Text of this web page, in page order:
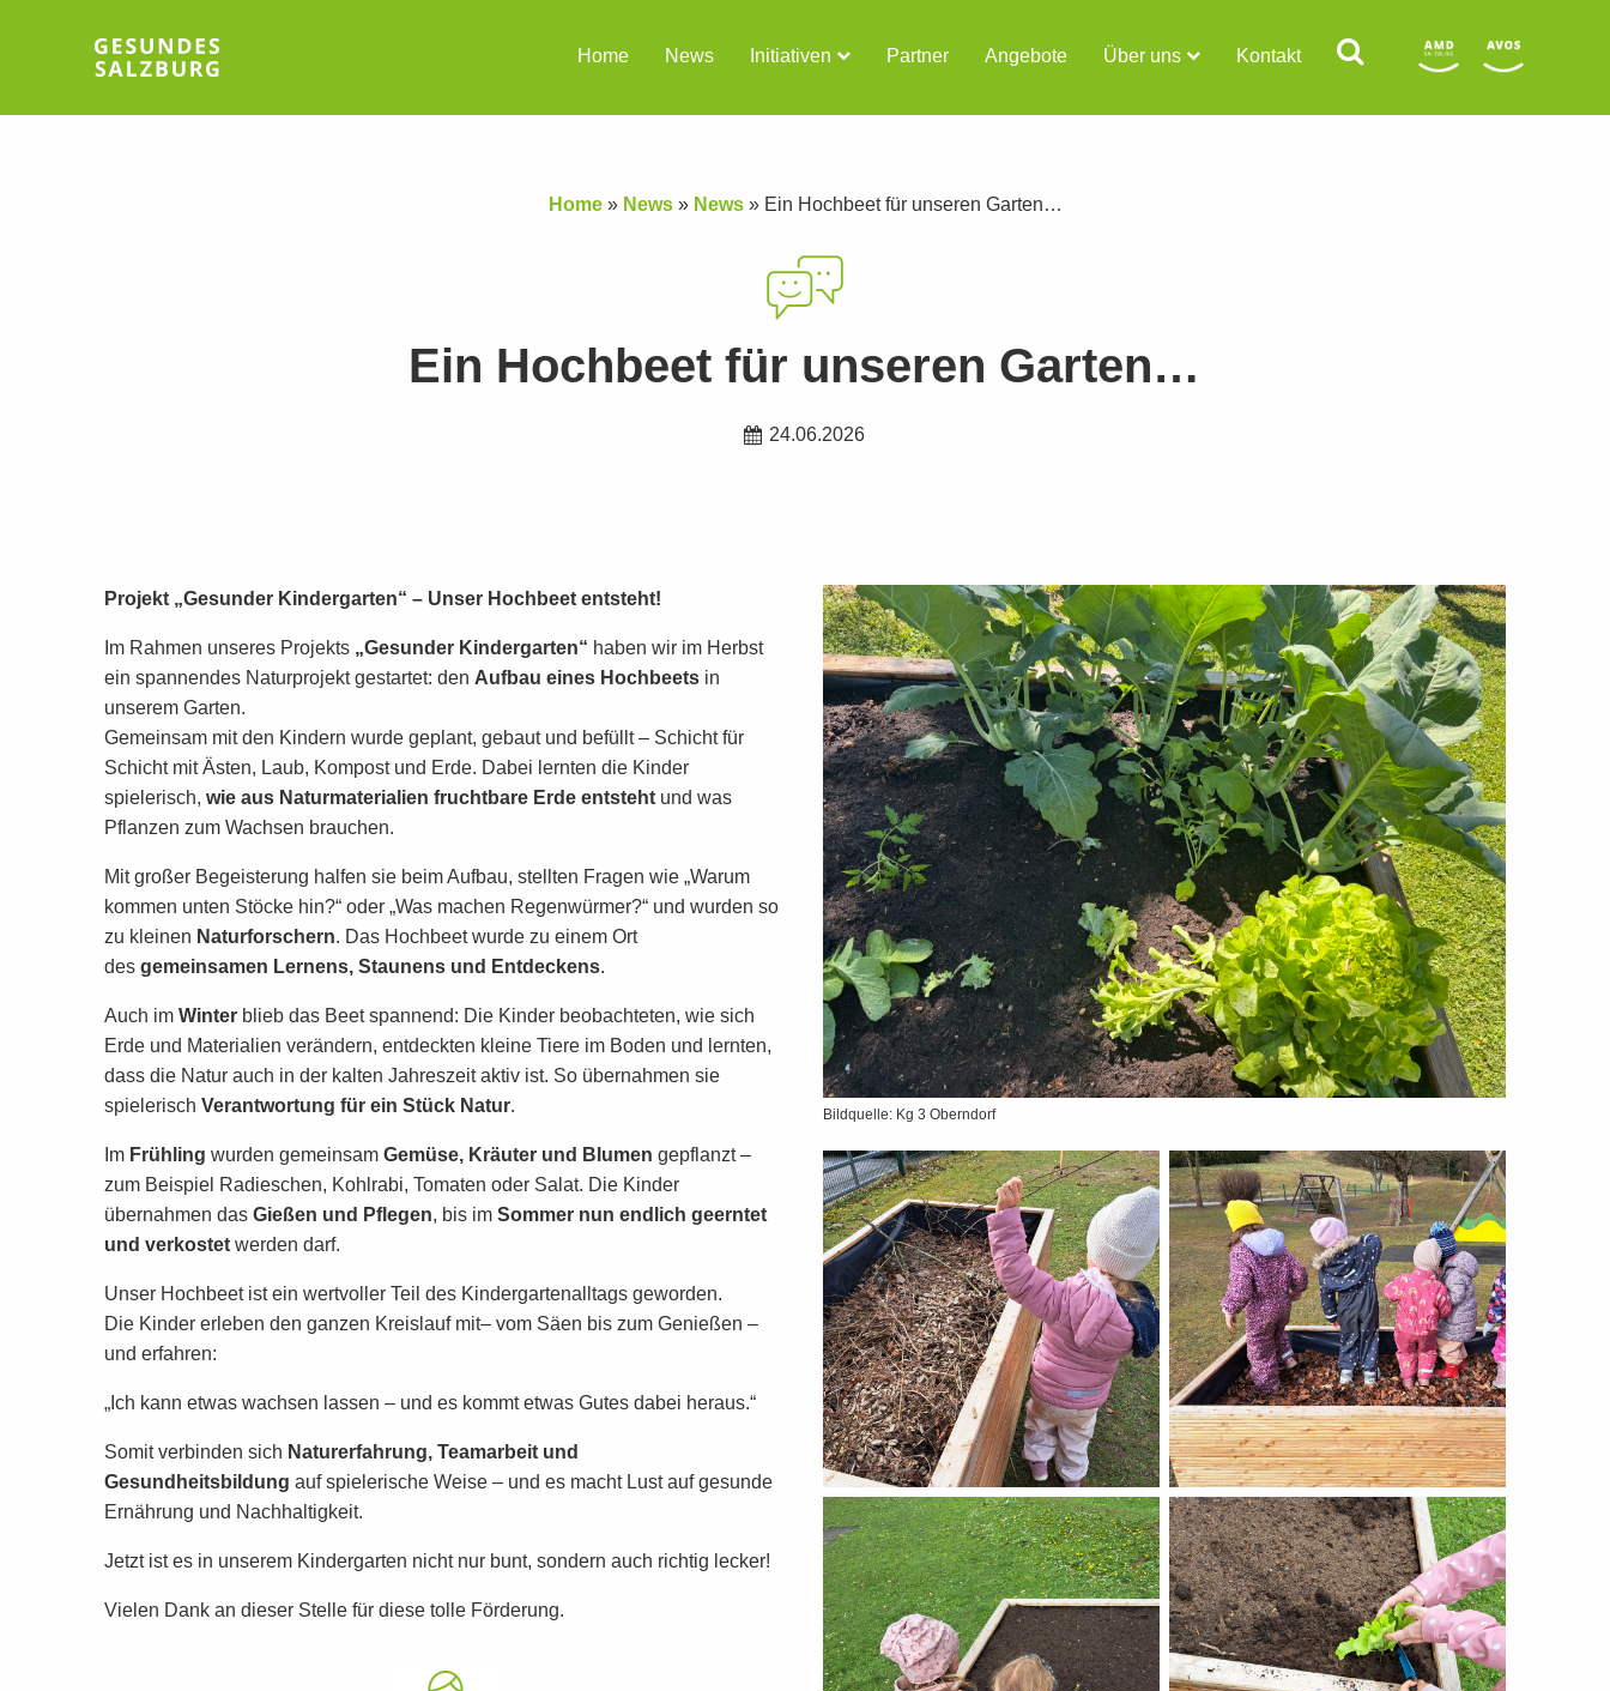
Home News Initiativen Partner Angebote Über uns Kontakt
Home» News» News» Ein Hochbeet für unseren Garten…
Ein Hochbeet für unseren Garten…
24.06.2026
Projekt „Gesunder Kindergarten“ – Unser Hochbeet entsteht!
Im Rahmen unseres Projekts „Gesunder Kindergarten“ haben wir im Herbst
ein spannendes Naturprojekt gestartet: den Aufbau eines Hochbeets in
unserem Garten.
Gemeinsam mit den Kindern wurde geplant, gebaut und befüllt – Schicht für
Schicht mit Ästen, Laub, Kompost und Erde. Dabei lernten die Kinder
spielerisch, wie aus Naturmaterialien fruchtbare Erde entsteht und was
Pflanzen zum Wachsen brauchen.
Mit großer Begeisterung halfen sie beim Aufbau, stellten Fragen wie „Warum
kommen unten Stöcke hin?“ oder „Was machen Regenwürmer?“ und wurden so
zu kleinen Naturforschern. Das Hochbeet wurde zu einem Ort
des gemeinsamen Lernens, Staunens und Entdeckens.
Auch im Winter blieb das Beet spannend: Die Kinder beobachteten, wie sich
Erde und Materialien verändern, entdeckten kleine Tiere im Boden und lernten,
dass die Natur auch in der kalten Jahreszeit aktiv ist. So übernahmen sie
spielerisch Verantwortung für ein Stück Natur.
Im Frühling wurden gemeinsam Gemüse, Kräuter und Blumen gepflanzt –
zum Beispiel Radieschen, Kohlrabi, Tomaten oder Salat. Die Kinder
übernahmen das Gießen und Pflegen, bis im Sommer nun endlich geerntet
und verkostet werden darf.
Unser Hochbeet ist ein wertvoller Teil des Kindergartenalltags geworden.
Die Kinder erleben den ganzen Kreislauf mit– vom Säen bis zum Genießen –
und erfahren:
„Ich kann etwas wachsen lassen – und es kommt etwas Gutes dabei heraus.“
Somit verbinden sich Naturerfahrung, Teamarbeit und
Gesundheitsbildung auf spielerische Weise – und es macht Lust auf gesunde
Ernährung und Nachhaltigkeit.
Jetzt ist es in unserem Kindergarten nicht nur bunt, sondern auch richtig lecker!
Vielen Dank an dieser Stelle für diese tolle Förderung.
Bildquelle: Kg 3 Oberndorf